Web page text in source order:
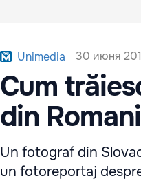
Unimedia 30 июня
Cum
din
Un fotograf din
un fotoreportaj